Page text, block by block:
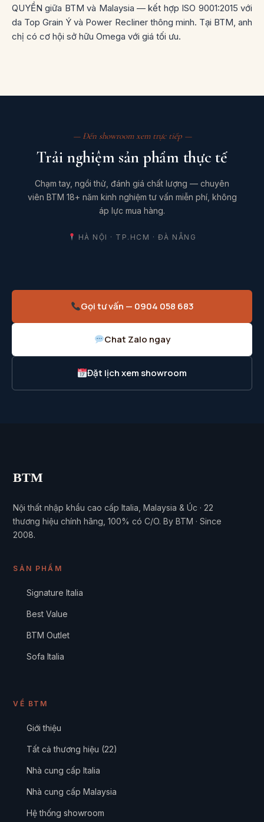
QUYỀN giữa BTM và Malaysia — kết hợp ISO 9001:2015 với
da Top Grain Ý và Power Recliner thông minh. Tại BTM, anh
chị có cơ hội sở hữu Omega với giá tối ưu.
— Đến showroom xem trực tiếp —
Trải nghiệm sản phẩm thực tế
Chạm tay, ngồi thử, đánh giá chất lượng — chuyên
viên BTM 18+ năm kinh nghiệm tư vấn miễn phí, không
áp lực mua hàng.
HÀ NỘI · TP.HCM · ĐÀ NẴNG
Gọi tư vấn — 0904 058 683
Chat Zalo ngay
Đặt lịch xem showroom
BTM
Nội thất nhập khẩu cao cấp Italia, Malaysia & Úc · 22
thương hiệu chính hãng, 100% có C/O. By BTM · Since
2008.
SẢN PHẨM
Signature Italia
Best Value
BTM Outlet
Sofa Italia
VỀ BTM
Giới thiệu
Tất cả thương hiệu (22)
Nhà cung cấp Italia
Nhà cung cấp Malaysia
Hệ thống showroom